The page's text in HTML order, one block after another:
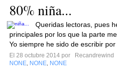
80% niña...
Queridas lectoras, pues
principales por los que la parte
Yo siempre he sido de escribir por
El 28 octubre 2014 por
Recandrewind
NONE NONE NONE